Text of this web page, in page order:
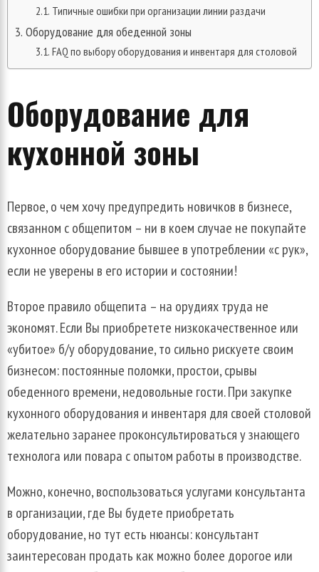
Типичные ошибки при организации линии раздачи
Оборудование для обеденной зоны
FAQ по выбору оборудования и инвентаря для столовой
Оборудование для
кухонной зоны
Первое, о чем хочу предупредить новичков в бизнесе,
связанном с общепитом – ни в коем случае не покупайте
кухонное оборудование бывшее в употреблении «с рук»,
если не уверены в его истории и состоянии!
Второе правило общепита – на орудиях труда не
экономят. Если Вы приобретете низкокачественное или
«убитое» б/у оборудование, то сильно рискуете своим
бизнесом: постоянные поломки, простои, срывы
обеденного времени, недовольные гости. При закупке
кухонного оборудования и инвентаря для своей столовой
желательно заранее проконсультироваться у знающего
технолога или повара с опытом работы в производстве.
Можно, конечно, воспользоваться услугами консультанта
в организации, где Вы будете приобретать
оборудование, но тут есть нюансы: консультант
заинтересован продать как можно более дорогое или